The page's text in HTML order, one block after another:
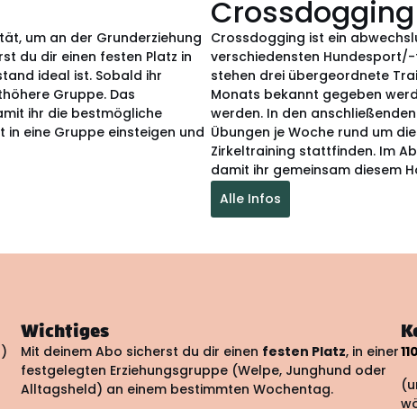
um an der Grunderziehung
du dir einen festen Platz in
ideal ist. Sobald ihr
Gruppe. Das
ihr die bestmögliche
in eine Gruppe einsteigen und
Crossdogging ist ein
verschiedensten
stehen drei übergeordnete
Monats bekannt gegeben
werden. In den
Übungen je Woche rund um
Zirkeltraining stattfinden. Im
damit ihr gemeinsam diesem
Alle Infos
Wichtiges
Mit deinem Abo sicherst du dir einen festen Platz, in einer
festgelegten Erziehungsgruppe (Welpe, Junghund oder
Alltagsheld) an einem bestimmten Wochentag.